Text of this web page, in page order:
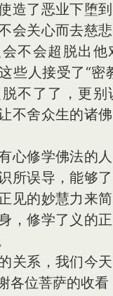
造了恶业下堕
会关心而去慈
不会超脱出他
些人接受了“密
不了了，更别
不舍众生的诸
修学佛法的人
所误导，能够
见的妙慧力来
，修学了义的
系，我们今天
各位菩萨的收看